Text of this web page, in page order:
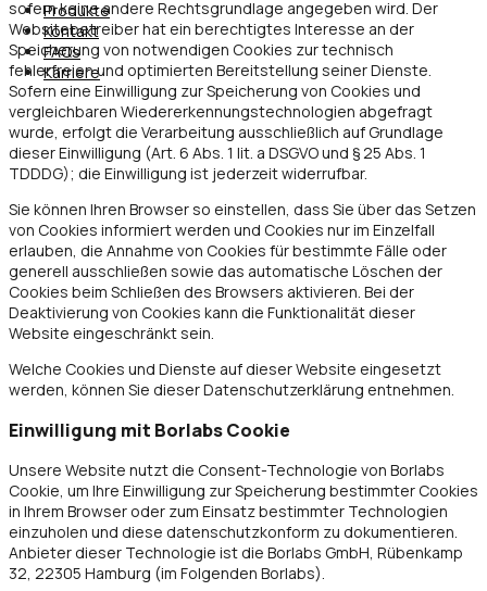
Produkte
Kontakt
FAQs
Karriere
sofern keine andere Rechtsgrundlage angegeben wird. Der
Websitebetreiber hat ein berechtigtes Interesse an der
Speicherung von notwendigen Cookies zur technisch
fehlerfreien und optimierten Bereitstellung seiner Dienste.
Sofern eine Einwilligung zur Speicherung von Cookies und
vergleichbaren Wiedererkennungstechnologien abgefragt
wurde, erfolgt die Verarbeitung ausschließlich auf Grundlage
dieser Einwilligung (Art. 6 Abs. 1 lit. a DSGVO und § 25 Abs. 1
TDDDG); die Einwilligung ist jederzeit widerrufbar.
Sie können Ihren Browser so einstellen, dass Sie über das Setzen
von Cookies informiert werden und Cookies nur im Einzelfall
erlauben, die Annahme von Cookies für bestimmte Fälle oder
generell ausschließen sowie das automatische Löschen der
Cookies beim Schließen des Browsers aktivieren. Bei der
Deaktivierung von Cookies kann die Funktionalität dieser
Website eingeschränkt sein.
Welche Cookies und Dienste auf dieser Website eingesetzt
werden, können Sie dieser Datenschutzerklärung entnehmen.
Einwilligung mit Borlabs Cookie
Unsere Website nutzt die Consent-Technologie von Borlabs
Cookie, um Ihre Einwilligung zur Speicherung bestimmter Cookies
in Ihrem Browser oder zum Einsatz bestimmter Technologien
einzuholen und diese datenschutzkonform zu dokumentieren.
Anbieter dieser Technologie ist die Borlabs GmbH, Rübenkamp
32, 22305 Hamburg (im Folgenden Borlabs).